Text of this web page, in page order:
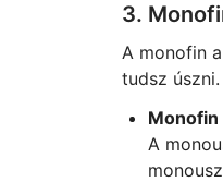
3.
A monofin
tudsz úszni.
A